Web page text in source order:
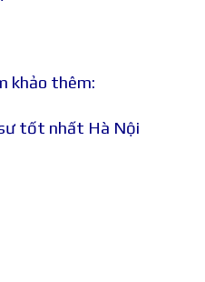
khảo thêm:
tốt nhất Hà Nội